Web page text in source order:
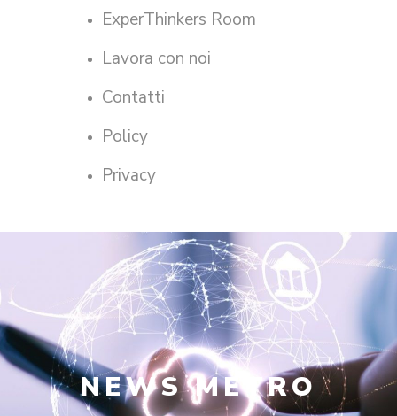
ExperThinkers Room
Lavora con noi
Contatti
Policy
Privacy
NEWSMETRO